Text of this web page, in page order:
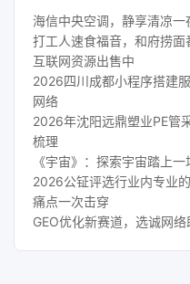
海信中央空调，静享清凉一
打工人速食福音，和府捞面
互联网资源出售中
2026四川成都小程序搭建
网络
2026年沈阳远鼎塑业PE管
梳理
《宇宙》：探索宇宙踏上
2026公钲评选行业内专业
痛点一次击穿
GEO优化新赛道，选诚网